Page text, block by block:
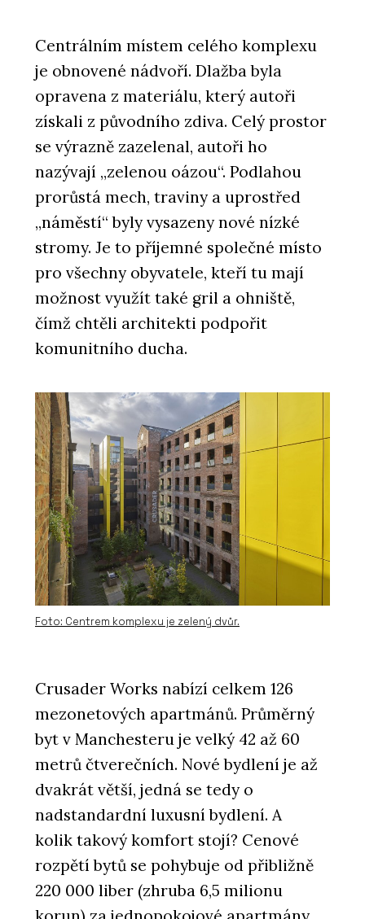
Centrálním místem celého komplexu
je obnovené nádvoří. Dlažba byla
opravena z materiálu, který autoři
získali z původního zdiva. Celý prostor
se výrazně zazelenal, autoři ho
nazývají „zelenou oázou“. Podlahou
prorůstá mech, traviny a uprostřed
„náměstí“ byly vysazeny nové nízké
stromy. Je to příjemné společné místo
pro všechny obyvatele, kteří tu mají
možnost využít také gril a ohniště,
čímž chtěli architekti podpořit
komunitního ducha.
Foto: Centrem komplexu je zelený dvůr.
Crusader Works nabízí celkem 126
mezonetových apartmánů. Průměrný
byt v Manchesteru je velký 42 až 60
metrů čtverečních. Nové bydlení je až
dvakrát větší, jedná se tedy o
nadstandardní luxusní bydlení. A
kolik takový komfort stojí? Cenové
rozpětí bytů se pohybuje od přibližně
220 000 liber (zhruba 6,5 milionu